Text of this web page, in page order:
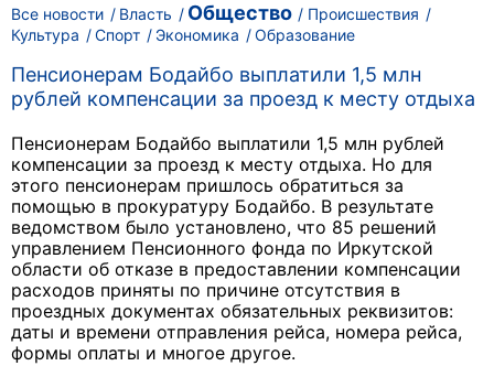
Все новости Власть Общество
Происшествия
Культура
Спорт Экономика Образование
Пенсионерам Бодайбо выплатили 1,5 млн
рублей компенсации за проезд к месту отдыха
Пенсионерам Бодайбо выплатили 1,5 млн рублей
компенсации за проезд к месту отдыха. Но для
этого пенсионерам пришлось обратиться за
помощью в прокуратуру Бодайбо. В результате
ведомством было установлено, что 85 решений
управлением Пенсионного фонда по Иркутской
области об отказе в предоставлении компенсации
расходов приняты по причине отсутствия в
проездных документах обязательных реквизитов:
даты и времени отправления рейса, номера рейса,
формы оплаты и многое другое.